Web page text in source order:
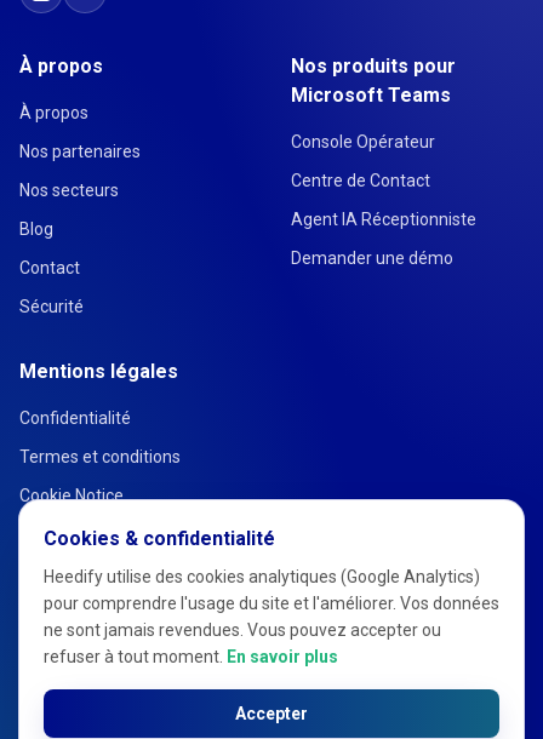
À propos
À propos
Nos partenaires
Nos secteurs
Blog
Contact
Sécurité
Nos produits pour
Microsoft Teams
Console Opérateur
Centre de Contact
Agent IA Réceptionniste
Demander une démo
Mentions légales
Confidentialité
Termes et conditions
Cookie Notice
Cookies & confidentialité
Heedify utilise des cookies analytiques (Google Analytics)
pour comprendre l'usage du site et l'améliorer. Vos données
ne sont jamais revendues. Vous pouvez accepter ou
refuser à tout moment. En savoir plus
Accepter